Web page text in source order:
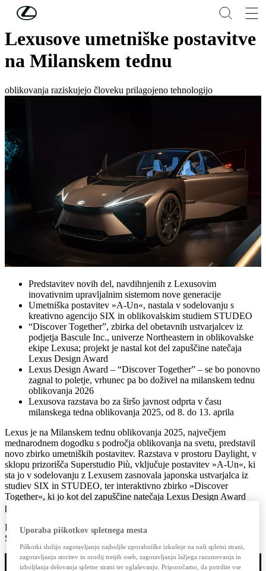
Skip to Main Content
Lexusove umetniške postavitve
na Milanskem tednu
oblikovanja raziskujejo človeku prilagojeno tehnologijo
Predstavitev novih del, navdihnjenih z Lexusovim
inovativnim upravljalnim sistemom nove generacije
Umetniška postavitev »A-Un«, nastala v sodelovanju s
kreativno agencijo SIX in oblikovalskim studiem STUDEO
“Discover Together”, zbirka del obetavnih ustvarjalcev iz
podjetja Bascule Inc., univerze Northeastern in oblikovalske
ekipe Lexusa; projekt je nastal kot del zapuščine natečaja
Lexus Design Award
Lexus Design Award – “Discover Together” – se bo ponovno
zagnal to poletje, vrhunec pa bo doživel na milanskem tednu
oblikovanja 2026
Lexusova razstava bo za širšo javnost odprta v času
milanskega tedna oblikovanja 2025, od 8. do 13. aprila
Lexus je na Milanskem tednu oblikovanja 2025, največjem
mednarodnem dogodku s področja oblikovanja na svetu, predstavil
novo zbirko umetniških postavitev. Razstava v prostoru Daylight, v
sklopu prizorišča Superstudio Più, vključuje postavitev »A-Un«, ki
sta jo v sodelovanju z Lexusem zasnovala japonska ustvarjalca iz
studiev SIX in STUDEO, ter interaktivno zbirko »Discover
Together«, ki jo kot del zapuščine natečaja Lexus Design Award
podpisujejo oblikovalci nove generacije.
Razstava je za širšo javnost odprta med 8. in 13. aprilom v
Superstudio Più v okrožju Tortona, ustvarjalnem središču Milana.
Uporaba piškotkov spletnega mesta
Piškotki služijo zagotavljanju najboljše uporabniške izkušnje na naši spletni strani,
zagotavljanju storitev in orodij tretjih oseb, zagotavljanju lažjega razumevanja in
izboljšanja delovanja spletne strani ter oglaševanju. Priporočamo, da potrdite vse